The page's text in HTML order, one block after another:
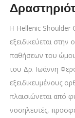
Η Hellenic Shoulder
εξειδικεύεται
παθήσεων του
του Δρ. Ιωάννη
εξειδικευμένους
πλαισιώνεται από
νοσηλευτές,